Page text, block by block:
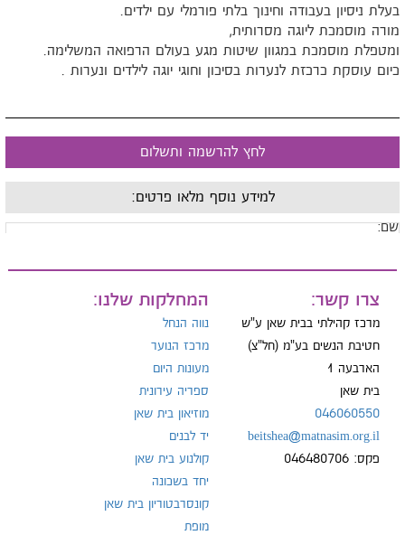
ניסיון בעבודה וחינוך בלתי פורמלי עם ילדים.
מוסמכת ליוגה מסרותית,
מוסמכת במגוון שיטות מגע בעולם הרפואה המשלימה.
עוסקת כרכזת לנערות בסיכון וחוגי יוגה לילדים ונערות .
לחץ להרשמה ותשלום
למידע נוסף מלאו פרטים:
צרו קשר:
מרכז קהילתי בבית שאן ע"ש
חטיבת הנשים בע"מ (חל"צ)
הארבעה 1
בית שאן
046060550
beitshea@matnasim.org.il
פקס: 046480706
המחלקות שלנו:
נווה הנחל
מרכז הנוער
מעונות היום
ספריה עירונית
מוזיאון בית שאן
יד לבנים
קולנוע בית שאן
יחד בשכונה
קונסרבטוריון בית שאן
מופת